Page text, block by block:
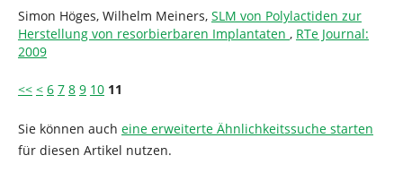
Simon Höges, Wilhelm Meiners, SLM von Polylactiden zur
Herstellung von resorbierbaren Implantaten , RTe Journal:
2009
<< < 6 7 8 9 10 11
Sie können auch eine erweiterte Ähnlichkeitssuche starten
für diesen Artikel nutzen.